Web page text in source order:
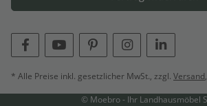
* Alle Preise inkl. gesetzlicher MwSt., zzgl. Versand,
© Moebro - Ihr Landhausmöbel